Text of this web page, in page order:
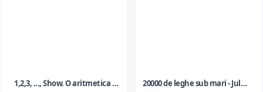
1,2,3, ..., Show. O aritmetica emotionala, o poezie a matematicii - Ioan Dancila 20000 de leghe sub mari - Jules Verne